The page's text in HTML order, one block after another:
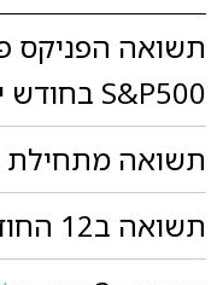
תשואה הפניקס
S&P500 בחודש יוני:
תשואה
תשואה ב12 החודשים האחרונים: